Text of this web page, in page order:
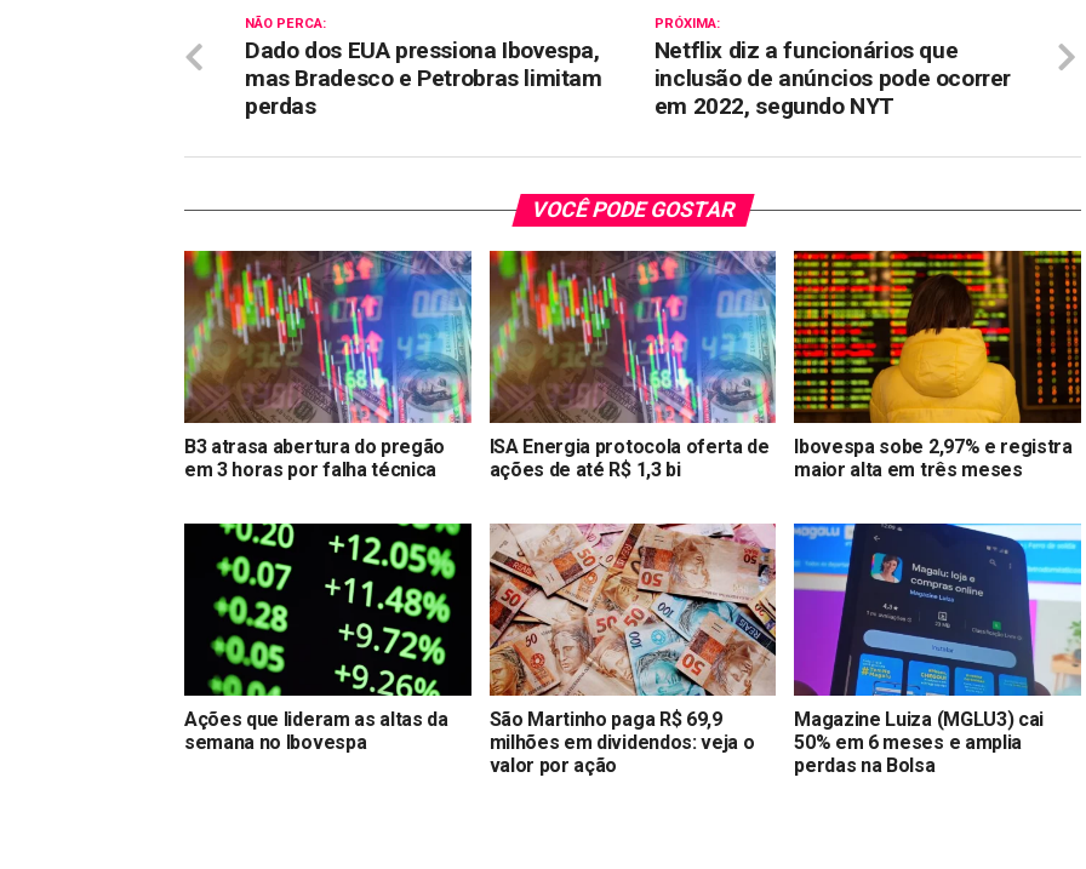
PRÓXIMA:
Netflix diz a funcionários que
inclusão de anúncios pode ocorrer
em 2022, segundo NYT
NÃO PERCA:
Dado dos EUA pressiona Ibovespa,
mas Bradesco e Petrobras limitam
perdas
VOCÊ PODE GOSTAR
B3 atrasa abertura do pregão
em 3 horas por falha técnica
ISA Energia protocola oferta de
ações de até R$ 1,3 bi
Ibovespa sobe 2,97% e registra
maior alta em três meses
Ações que lideram as altas da
semana no Ibovespa
São Martinho paga R$ 69,9
milhões em dividendos: veja o
valor por ação
Magazine Luiza (MGLU3) cai
50% em 6 meses e amplia
perdas na Bolsa